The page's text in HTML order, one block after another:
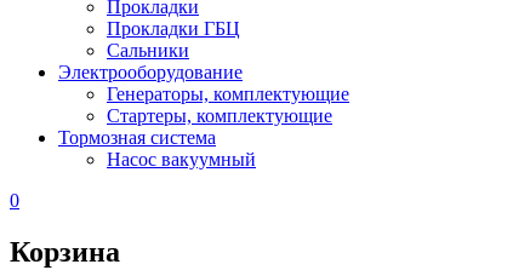
Прокладки
Прокладки ГБЦ
Сальники
Электрооборудование
Генераторы, комплектующие
Стартеры, комплектующие
Тормозная система
Насос вакуумный
0
Корзина